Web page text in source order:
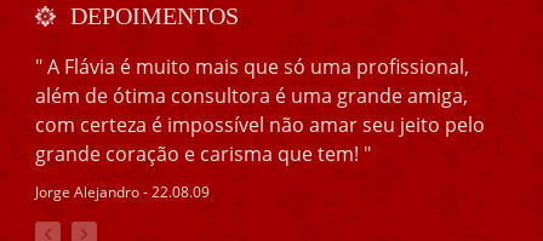
DEPOIMENTOS
" A Flávia é muito mais que só uma profissional,
além de ótima consultora é uma grande amiga,
com certeza é impossível não amar seu jeito pelo
grande coração e carisma que tem! "
Jorge Alejandro - 22.08.09